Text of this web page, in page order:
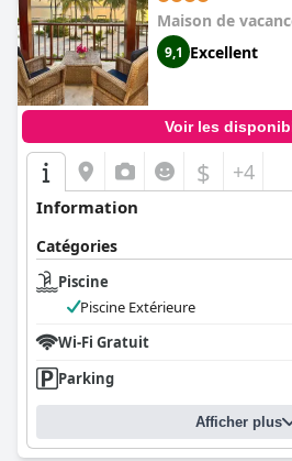
Maison de
9,1 Excellent
Voir les
$ +4
Information
Catégories
Piscine
Piscine Extérieure
Wi-Fi Gratuit
Parking
Afficher plus